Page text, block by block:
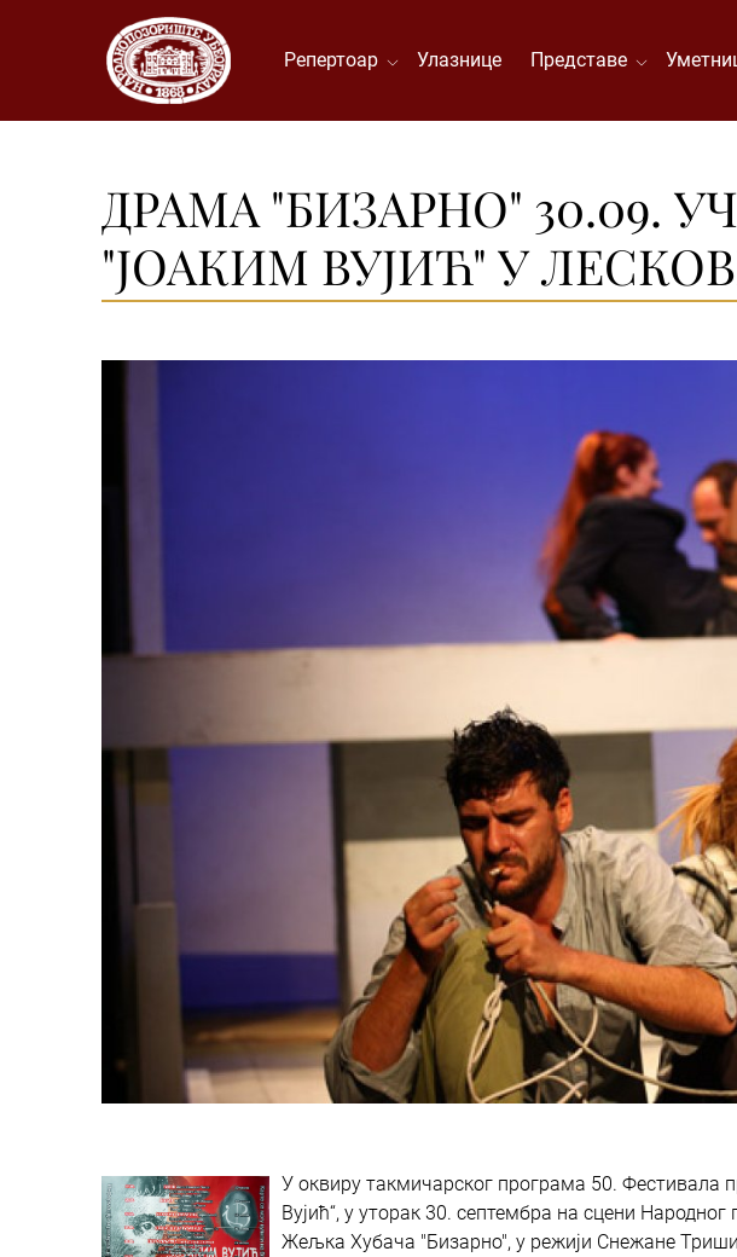
Репертоар Улазнице Представе
ДРАМА "БИЗАРНО" 30.09.
"ЈОАКИМ ВУЈИЋ" У
У оквиру такмичарског програма 50. Фестивала
Вујић“, у уторак 30. септембра на сцени
Жељка Хубача "Бизарно", у режији Снежане